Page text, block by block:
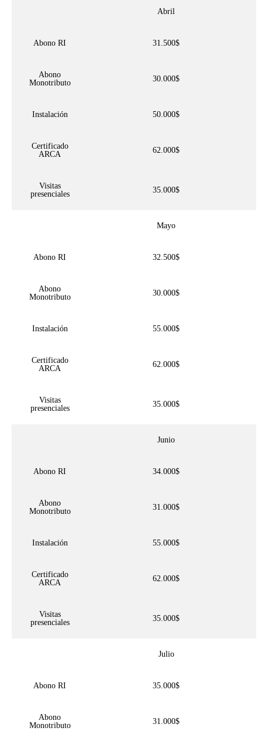
Abril
Abono RI 31.500$
Abono
Monotributo
30.000$
Instalación 50.000$
Certificado
ARCA
62.000$
Visitas
presenciales
35.000$
Mayo
Abono RI 32.500$
Abono
Monotributo
30.000$
Instalación 55.000$
Certificado
ARCA
62.000$
Visitas
presenciales
35.000$
Junio
Abono RI 34.000$
Abono
Monotributo
31.000$
Instalación 55.000$
Certificado
ARCA
62.000$
Visitas
presenciales
35.000$
Julio
Abono RI 35.000$
Abono
Monotributo
31.000$